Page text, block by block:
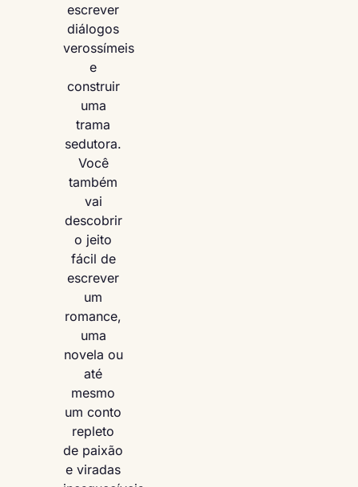
escrever
diálogos
verossímeis
e
construir
uma
trama
sedutora.
Você
também
vai
descobrir
o jeito
fácil de
escrever
um
romance,
uma
novela ou
até
mesmo
um conto
repleto
de paixão
e viradas